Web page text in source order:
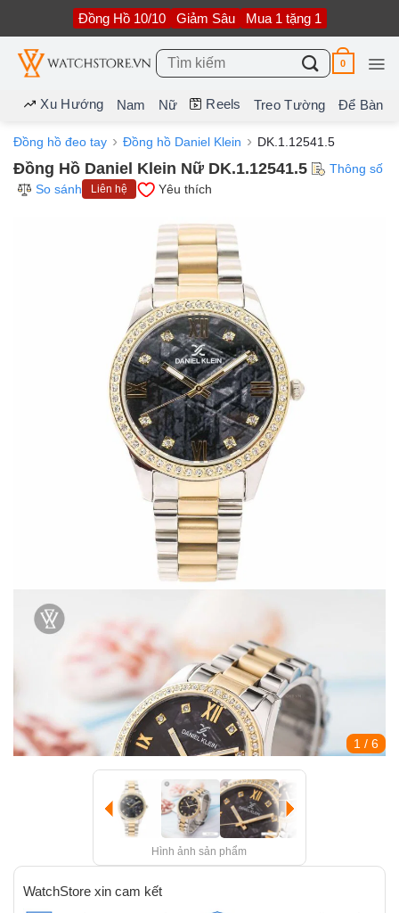
nội
dung
Đồng Hồ 10/10 Giảm Sâu Mua 1 tặng 1
Tìm
kiếm:
0
Xu Hướng Nam Nữ Reels Treo Tường Để Bàn
Đồng hồ đeo tay Đồng hồ Daniel Klein DK.1.12541.5
Đồng Hồ Daniel Klein Nữ DK.1.12541.5
Thông số
So sánh
Liên hệ Yêu thích
1 / 6
Hình ảnh sản phẩm
WatchStore xin cam kết